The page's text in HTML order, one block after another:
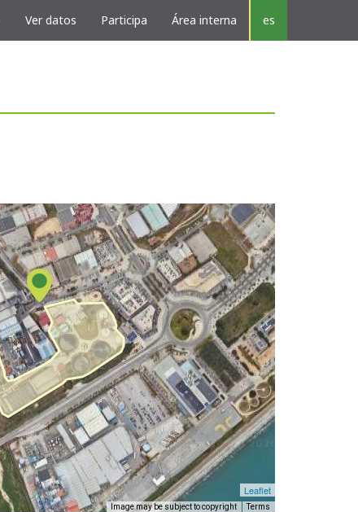
Ver datos Participa Área interna es
Leaflet
Image may be subject to copyright Terms